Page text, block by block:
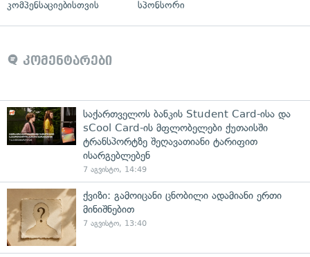
კომპენსაციებისთვის სპონსორი
კომენტარები
საქართველოს ბანკის Student Card-ისა და
sCool Card-ის მფლობელები ქუთაისში
ტრანსპორტზე შეღავათიანი ტარიფით
ისარგებლებენ
7 აგვისტო, 14:49
ქვიზი: გამოიცანი ცნობილი ადამიანი ერთი
მინიშნებით
7 აგვისტო, 13:40